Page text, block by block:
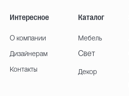
Интересное
О компании
Дизайнерам
Контакты
Каталог
Мебель
Свет
Декор